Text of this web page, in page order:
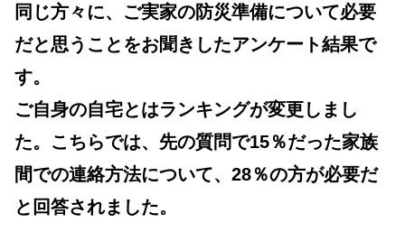
同じ方々に、ご実家の防災準備について必要
だと思うことをお聞きしたアンケート結果で
す。
ご自身の自宅とはランキングが変更しまし
た。こちらでは、先の質問で15％だった家族
間での連絡方法について、28％の方が必要だ
と回答されました。